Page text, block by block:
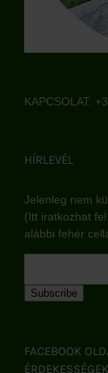
KAPCSOLAT:
HÍRLEVÉL
Jelenleg nem
(Itt iratkozhat
alábbi fehér
Subscribe
FACEBOOK
ÉRDEKESSÉGEK